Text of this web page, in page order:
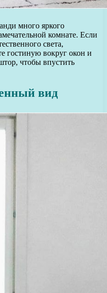
много яркого
комнате. Если
света,
гостиную вокруг окон и
чтобы впустить
вид